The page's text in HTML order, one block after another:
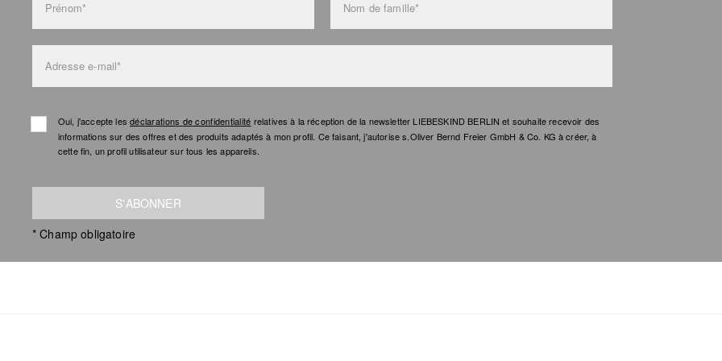
Prénom* Nom de famille*
Adresse e-mail*
Oui, j'accepte lesdéclarations de confidentialité relatives à la réception de la newsletter LIEBESKIND BERLIN et souhaite recevoir des
informations sur des offres et des produits adaptés à mon profil. Ce faisant, j'autorise s.Oliver Bernd Freier GmbH & Co. KG à créer, à
cette fin, un profil utilisateur sur tous les appareils.
S'ABONNER
* Champ obligatoire